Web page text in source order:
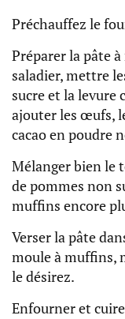
Préchauffez le
Préparer la pâte
saladier, mettre
sucre et la levure
ajouter les œufs,
cacao en poudre
Mélanger bien le
de pommes non
muffins encore
Verser la pâte
moule à muffins,
le désirez.
Enfourner et